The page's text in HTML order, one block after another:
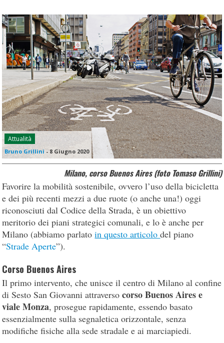
Attualità
Bruno Grillini - 8 Giugno 2020
Milano, corso Buenos Aires (foto Tomaso Grillini)
Favorire la mobilità sostenibile, ovvero l’uso della bicicletta
e dei più recenti mezzi a due ruote (o anche una!) oggi
riconosciuti dal Codice della Strada, è un obiettivo
meritorio dei piani strategici comunali, e lo è anche per
Milano (abbiamo parlatoin questo articolodel piano
“Strade Aperte”).
Corso Buenos Aires
Il primo intervento, che unisce il centro di Milano al confine
di Sesto San Giovanni attraversocorso Buenos Aires e
viale Monza, prosegue rapidamente, essendo basato
essenzialmente sulla segnaletica orizzontale, senza
modifiche fisiche alla sede stradale e ai marciapiedi.